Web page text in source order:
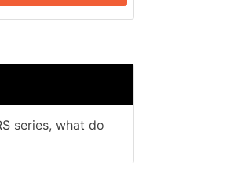
series, what do